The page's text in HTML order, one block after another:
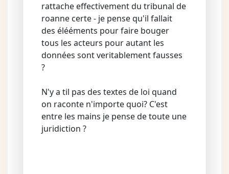
rattache effectivement du tribunal de
roanne certe - je pense qu'il fallait
des élééments pour faire bouger
tous les acteurs pour autant les
données sont veritablement fausses
?
N'y a til pas des textes de loi quand
on raconte n'importe quoi? C'est
entre les mains je pense de toute une
juridiction ?